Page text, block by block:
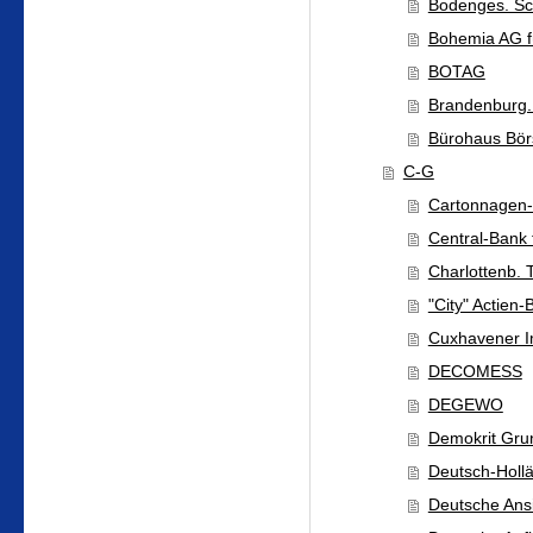
Bodenges.
Bohemia AG
BOTAG
Bürohaus
C-G
Central-Bank
Charlottenb.
"City" Actien-
Cuxhavener
DECOMESS
DEGEWO
Demokrit
Deutsch-
Deutsche